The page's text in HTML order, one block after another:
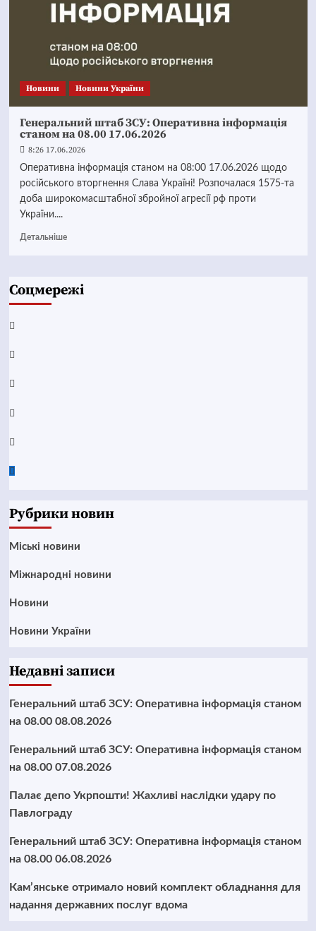
Новини Новини України
Генеральний штаб ЗСУ: Оперативна інформація
станом на 08.00 17.06.2026
8:26 17.06.2026
Оперативна інформація станом на 08:00 17.06.2026 щодо
російського вторгнення Слава Україні! Розпочалася 1575-та
доба широкомасштабної збройної агресії рф проти
України....
Детальніше
Соцмережі
Facebook
YouTube
Telegram
Instagram
Twitter
Google
Рубрики новин
Mіські новини
Міжнародні новини
Новини
Новини України
Недавні записи
Генеральний штаб ЗСУ: Оперативна інформація станом
на 08.00 08.08.2026
Генеральний штаб ЗСУ: Оперативна інформація станом
на 08.00 07.08.2026
Палає депо Укрпошти! Жахливі наслідки удару по
Павлограду
Генеральний штаб ЗСУ: Оперативна інформація станом
на 08.00 06.08.2026
Кам’янське отримало новий комплект обладнання для
надання державних послуг вдома